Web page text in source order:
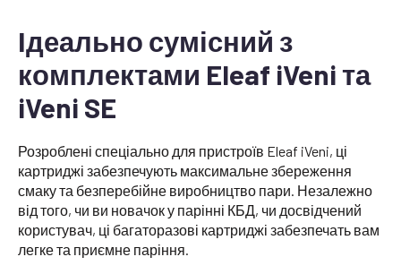
Ідеально сумісний з
комплектами Eleaf iVeni та
iVeni SE
Розроблені спеціально для пристроїв Eleaf iVeni, ці
картриджі забезпечують максимальне збереження
смаку та безперебійне виробництво пари. Незалежно
від того, чи ви новачок у парінні КБД, чи досвідчений
користувач, ці багаторазові картриджі забезпечать вам
легке та приємне паріння.